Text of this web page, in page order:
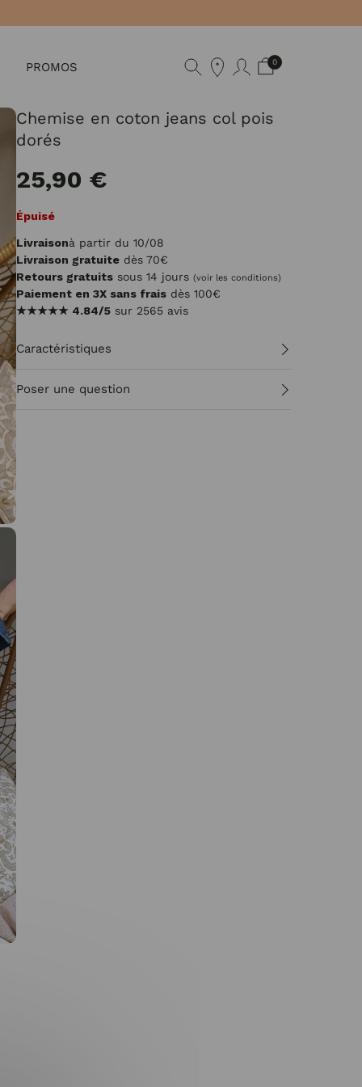
PROMOS 0
Chemise en coton jeans col pois
dorés
25,90 €
Épuisé
Livraisonà partir du 10/08
Livraison gratuite dès 70€
Retours gratuits sous 14 jours (voir les conditions)
Paiement en 3X sans frais dès 100€
★★★★★ 4.84/5 sur 2565 avis
Caractéristiques
Poser une question